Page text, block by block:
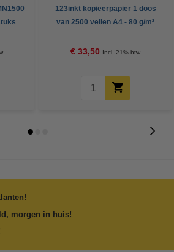
123inkt kopieerpapier 1 doos
van 2500 vellen A4 - 80 g/m²
€ 33,50 Incl. 21% btw
morgen in huis!